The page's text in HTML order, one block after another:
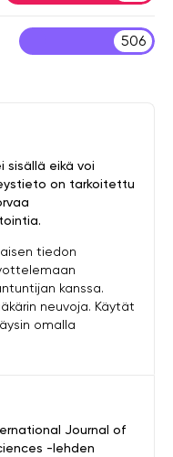
506
Journal of
-lehden
sisällä eikä voi
on tarkoitettu
tiedon
kanssa.
neuvoja. Käytät
omalla